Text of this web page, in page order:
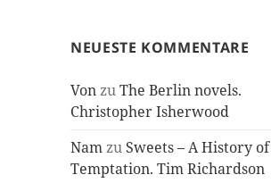
NEUESTE KOMMENTARE
VonzuThe Berlin novels.
Christopher Isherwood
Namzu Sweets – A History of
Temptation. Tim Richardson